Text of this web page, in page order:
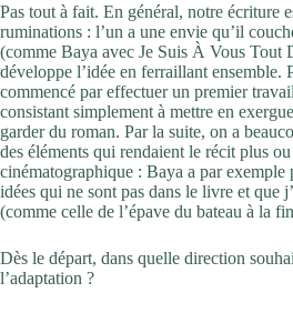
Pas tout à fait. En général, notre écriture
ruminations : l’un a une envie qu’il
(comme Baya avec Je Suis À Vous Tout
développe l’idée en ferraillant ensemble.
commencé par effectuer un premier
consistant simplement à mettre en
garder du roman. Par la suite, on a
des éléments qui rendaient le récit plus
cinématographique : Baya a par exemple
idées qui ne sont pas dans le livre et que
(comme celle de l’épave du bateau à la
Dès le départ, dans quelle direction
l’adaptation ?